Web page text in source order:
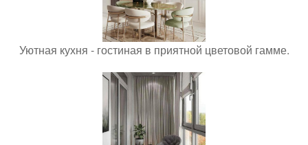
Уютная кухня - гостиная в приятной цветовой гамме.